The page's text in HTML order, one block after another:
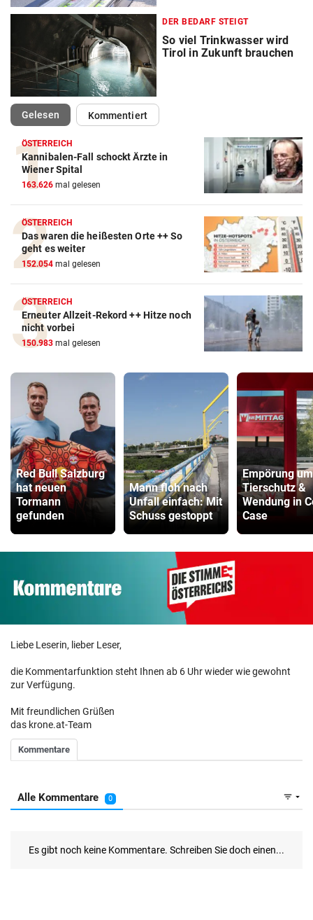
DER BEDARF STEIGT
So viel Trinkwasser wird
Tirol in Zukunft brauchen
Gelesen(ausgewählt)Kommentiert
ÖSTERREICH
Kannibalen-Fall schockt Ärzte in
Wiener Spital
163.626 mal gelesen
ÖSTERREICH
Das waren die heißesten Orte ++ So
geht es weiter
152.054 mal gelesen
ÖSTERREICH
Erneuter Allzeit-Rekord ++ Hitze noch
nicht vorbei
150.983 mal gelesen
Red Bull Salzburg
hat neuen
Tormann
gefunden
Mann floh nach
Unfall einfach: Mit
Schuss gestoppt
Empörung um
Tierschutz &
Wendung in
Case
Liebe Leserin, lieber Leser,
die Kommentarfunktion steht Ihnen ab 6 Uhr wieder wie gewohnt
zur Verfügung.
Mit freundlichen Grüßen
das krone.at-Team